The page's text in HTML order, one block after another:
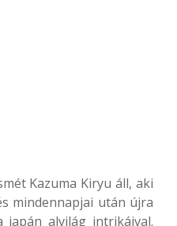
Kazuma Kiryu áll, aki
mindennapjai után újra
japán alvilág intrikáival.